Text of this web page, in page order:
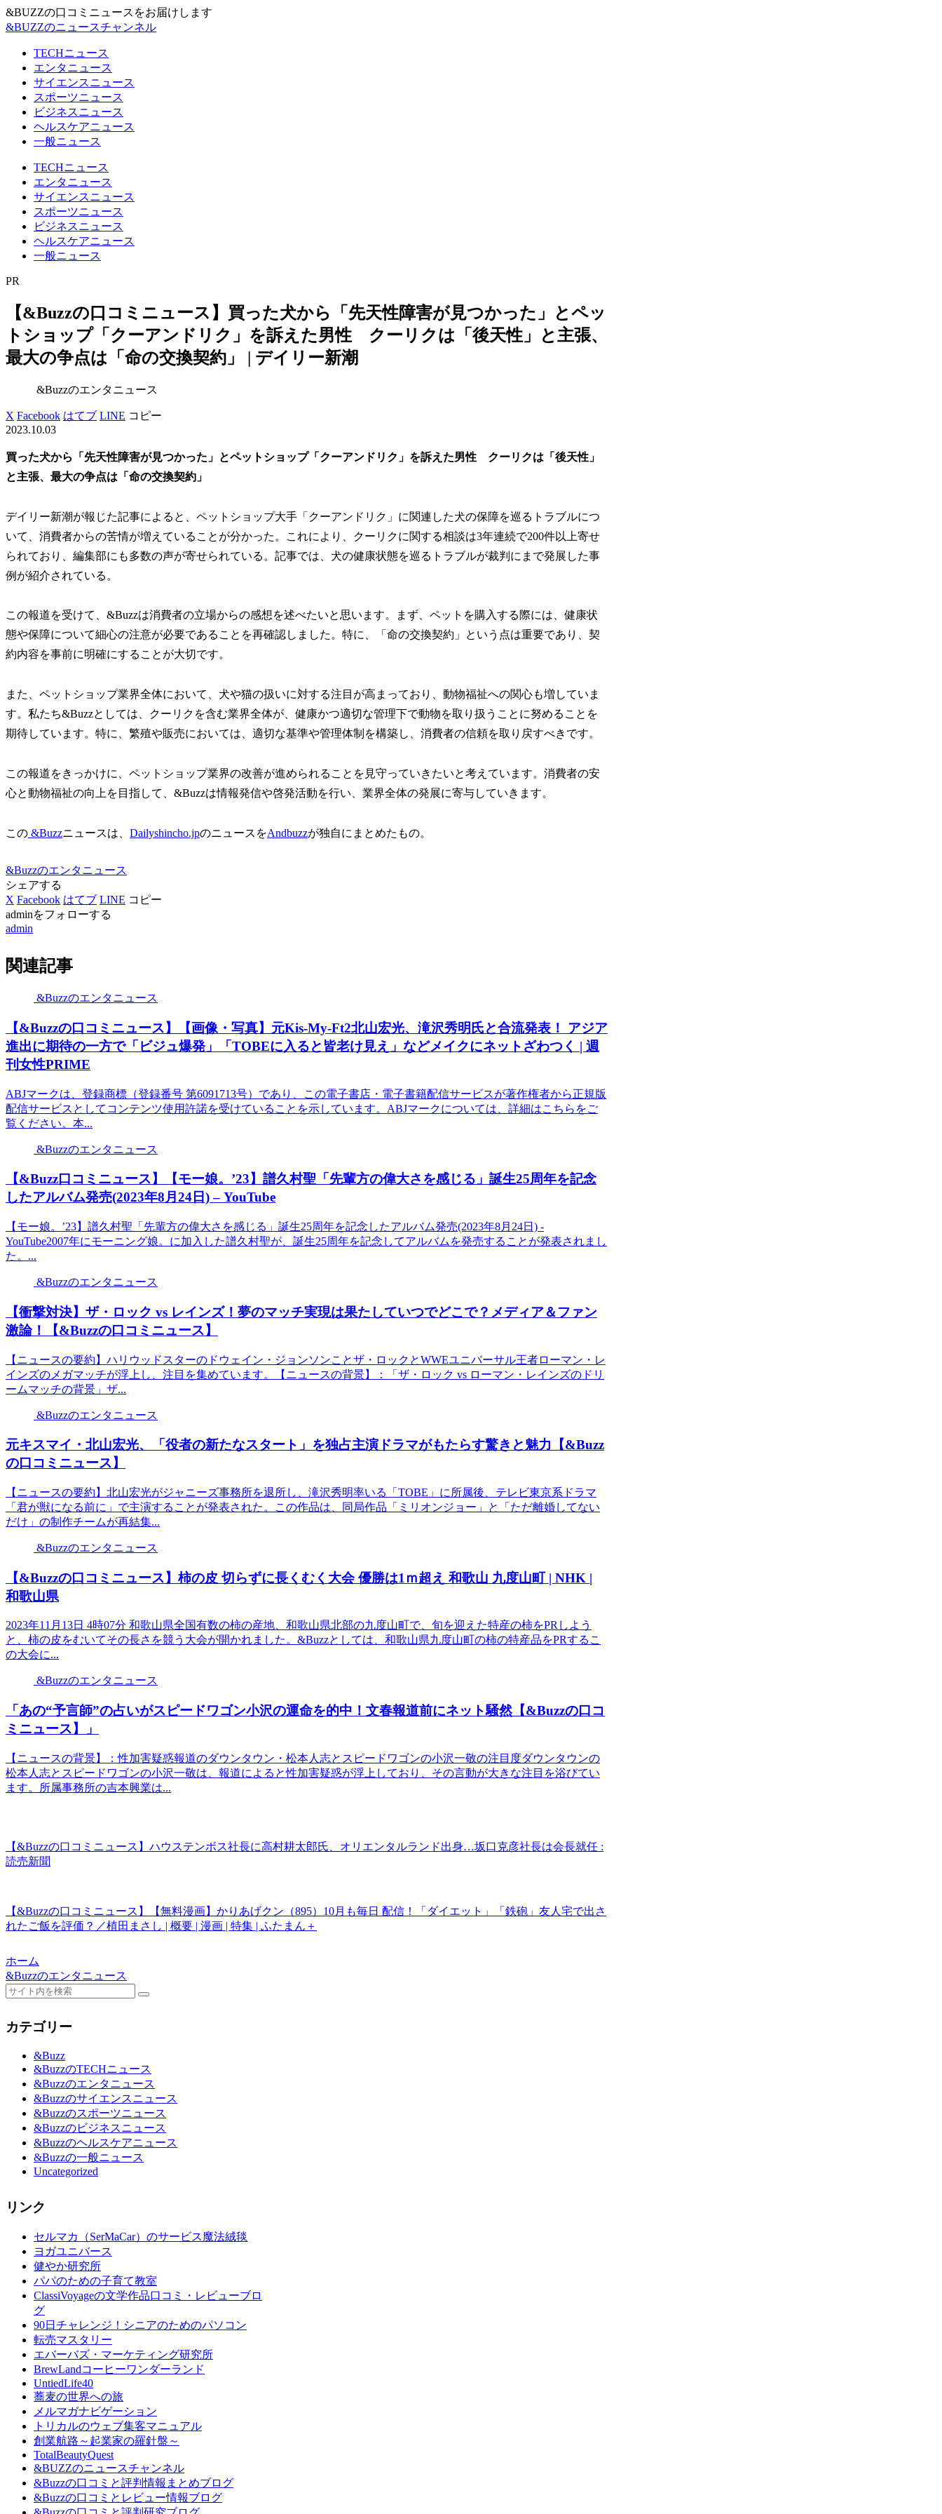
&BUZZの口コミニュースをお届けします
&BUZZのニュースチャンネル
TECHニュース
エンタニュース
サイエンスニュース
スポーツニュース
ビジネスニュース
ヘルスケアニュース
一般ニュース
TECHニュース
エンタニュース
サイエンスニュース
スポーツニュース
ビジネスニュース
ヘルスケアニュース
一般ニュース
PR
【&Buzzの口コミニュース】買った犬から「先天性障害が見つかった」とペッ
トショップ「クーアンドリク」を訴えた男性 クーリクは「後天性」と主張、
最大の争点は「命の交換契約」 | デイリー新潮
&Buzzのエンタニュース
X Facebook はてブ LINE コピー
2023.10.03
買った犬から「先天性障害が見つかった」とペットショップ「クーアンドリク」を訴えた男性 クーリクは「後天性」
と主張、最大の争点は「命の交換契約」
デイリー新潮が報じた記事によると、ペットショップ大手「クーアンドリク」に関連した犬の保障を巡るトラブルにつ
いて、消費者からの苦情が増えていることが分かった。これにより、クーリクに関する相談は3年連続で200件以上寄せ
られており、編集部にも多数の声が寄せられている。記事では、犬の健康状態を巡るトラブルが裁判にまで発展した事
例が紹介されている。
この報道を受けて、&Buzzは消費者の立場からの感想を述べたいと思います。まず、ペットを購入する際には、健康状
態や保障について細心の注意が必要であることを再確認しました。特に、「命の交換契約」という点は重要であり、契
約内容を事前に明確にすることが大切です。
また、ペットショップ業界全体において、犬や猫の扱いに対する注目が高まっており、動物福祉への関心も増していま
す。私たち&Buzzとしては、クーリクを含む業界全体が、健康かつ適切な管理下で動物を取り扱うことに努めることを
期待しています。特に、繁殖や販売においては、適切な基準や管理体制を構築し、消費者の信頼を取り戻すべきです。
この報道をきっかけに、ペットショップ業界の改善が進められることを見守っていきたいと考えています。消費者の安
心と動物福祉の向上を目指して、&Buzzは情報発信や啓発活動を行い、業界全体の発展に寄与していきます。
この &Buzzニュースは、 Dailyshincho.jpのニュースをAndbuzzが独自にまとめたもの。
&Buzzのエンタニュース
シェアする
X Facebook はてブ LINE コピー
adminをフォローする
admin
関連記事
&Buzzのエンタニュース
【&Buzzの口コミニュース】【画像・写真】元Kis-My-Ft2北山宏光、滝沢秀明氏と合流発表！ アジア
進出に期待の一方で「ビジュ爆発」「TOBEに入ると皆老け見え」などメイクにネットざわつく | 週
刊女性PRIME
ABJマークは、登録商標（登録番号 第6091713号）であり、この電子書店・電子書籍配信サービスが著作権者から正規版
配信サービスとしてコンテンツ使用許諾を受けていることを示しています。ABJマークについては、詳細はこちらをご
覧ください。本...
&Buzzのエンタニュース
【&Buzz口コミニュース】【モー娘。’23】譜久村聖「先輩方の偉大さを感じる」誕生25周年を記念
したアルバム発売(2023年8月24日) – YouTube
【モー娘。’23】譜久村聖「先輩方の偉大さを感じる」誕生25周年を記念したアルバム発売(2023年8月24日) -
YouTube2007年にモーニング娘。に加入した譜久村聖が、誕生25周年を記念してアルバムを発売することが発表されまし
た。...
&Buzzのエンタニュース
【衝撃対決】ザ・ロック vs レインズ！夢のマッチ実現は果たしていつでどこで？メディア＆ファン
激論！【&Buzzの口コミニュース】
【ニュースの要約】ハリウッドスターのドウェイン・ジョンソンことザ・ロックとWWEユニバーサル王者ローマン・レ
インズのメガマッチが浮上し、注目を集めています。【ニュースの背景】：「ザ・ロック vs ローマン・レインズのドリ
ームマッチの背景」ザ...
&Buzzのエンタニュース
元キスマイ・北山宏光、「役者の新たなスタート」を独占主演ドラマがもたらす驚きと魅力【&Buzz
の口コミニュース】
【ニュースの要約】北山宏光がジャニーズ事務所を退所し、滝沢秀明率いる「TOBE」に所属後、テレビ東京系ドラマ
「君が獣になる前に」で主演することが発表された。この作品は、同局作品「ミリオンジョー」と「ただ離婚してない
だけ」の制作チームが再結集...
&Buzzのエンタニュース
【&Buzzの口コミニュース】柿の皮 切らずに長くむく大会 優勝は1ｍ超え 和歌山 九度山町 | NHK |
和歌山県
2023年11月13日 4時07分 和歌山県全国有数の柿の産地、和歌山県北部の九度山町で、旬を迎えた特産の柿をPRしよう
と、柿の皮をむいてその長さを競う大会が開かれました。&Buzzとしては、和歌山県九度山町の柿の特産品をPRするこ
の大会に...
&Buzzのエンタニュース
「あの“予言師”の占いがスピードワゴン小沢の運命を的中！文春報道前にネット騒然【&Buzzの口コ
ミニュース】」
【ニュースの背景】：性加害疑惑報道のダウンタウン・松本人志とスピードワゴンの小沢一敬の注目度ダウンタウンの
松本人志とスピードワゴンの小沢一敬は、報道によると性加害疑惑が浮上しており、その言動が大きな注目を浴びてい
ます。所属事務所の吉本興業は...
【&Buzzの口コミニュース】ハウステンボス社長に高村耕太郎氏、オリエンタルランド出身…坂口克彦社長は会長就任 :
読売新聞
【&Buzzの口コミニュース】【無料漫画】かりあげクン（895）10月も毎日 配信！「ダイエット」「鉄砲」友人宅で出さ
れたご飯を評価？／植田まさし | 概要 | 漫画 | 特集 | ふたまん＋
ホーム
&Buzzのエンタニュース
カテゴリー
&Buzz
&BuzzのTECHニュース
&Buzzのエンタニュース
&Buzzのサイエンスニュース
&Buzzのスポーツニュース
&Buzzのビジネスニュース
&Buzzのヘルスケアニュース
&Buzzの一般ニュース
Uncategorized
リンク
セルマカ（SerMaCar）のサービス魔法絨毯
ヨガユニバース
健やか研究所
パパのための子育て教室
ClassiVoyageの文学作品口コミ・レビューブロ
グ
90日チャレンジ！シニアのためのパソコン
転売マスタリー
エバーバズ・マーケティング研究所
BrewLandコーヒーワンダーランド
UntiedLife40
蕎麦の世界への旅
メルマガナビゲーション
トリカルのウェブ集客マニュアル
創業航路～起業家の羅針盤～
TotalBeautyQuest
&BUZZのニュースチャンネル
&Buzzの口コミと評判情報まとめブログ
&Buzzの口コミとレビュー情報ブログ